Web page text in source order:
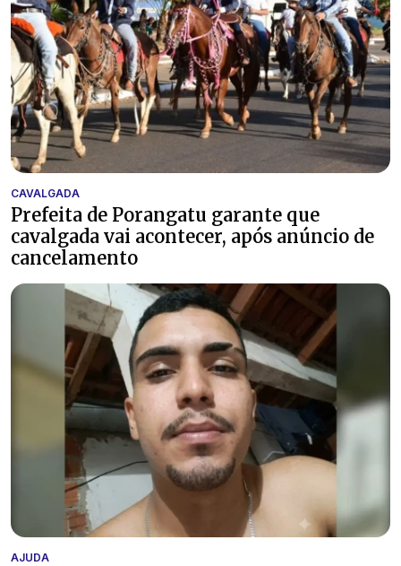
CAVALGADA
Prefeita de Porangatu garante que
cavalgada vai acontecer, após anúncio de
cancelamento
AJUDA